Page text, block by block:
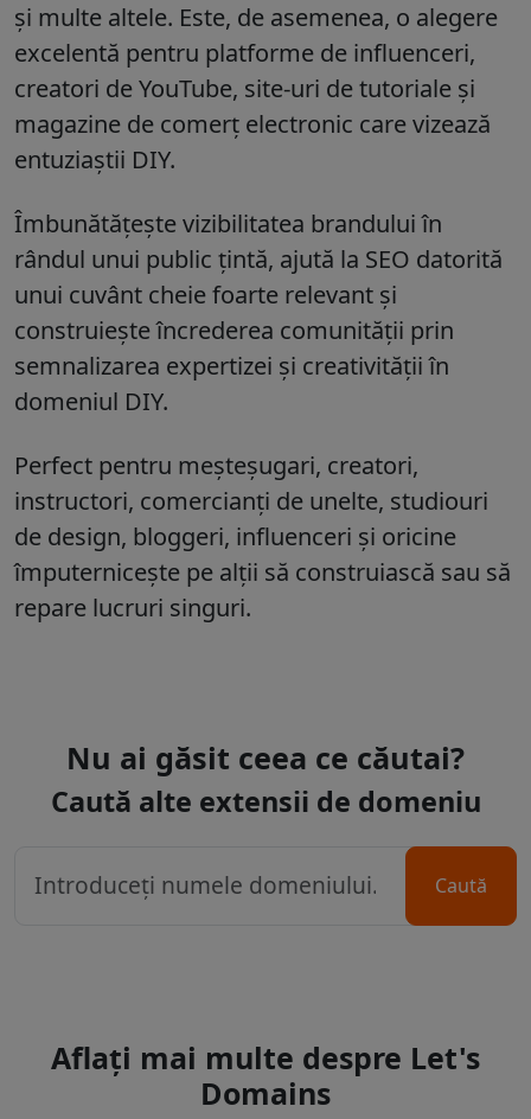
și multe altele. Este, de asemenea, o alegere
excelentă pentru platforme de influenceri,
creatori de YouTube, site-uri de tutoriale și
magazine de comerț electronic care vizează
entuziaștii DIY.
Îmbunătățește vizibilitatea brandului în
rândul unui public țintă, ajută la SEO datorită
unui cuvânt cheie foarte relevant și
construiește încrederea comunității prin
semnalizarea expertizei și creativității în
domeniul DIY.
Perfect pentru meșteșugari, creatori,
instructori, comercianți de unelte, studiouri
de design, bloggeri, influenceri și oricine
împuternicește pe alții să construiască sau să
repare lucruri singuri.
Nu ai găsit ceea ce căutai?
Caută alte extensii de domeniu
Caută